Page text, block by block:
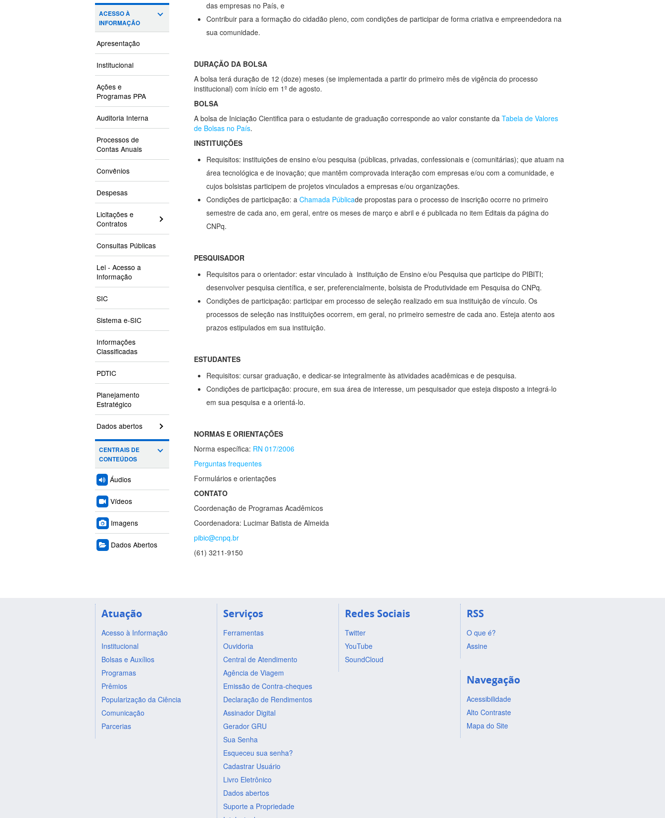
ACESSO À
INFORMAÇÃO
Apresentação
Institucional
Ações e
Programas PPA
Auditoria Interna
Processos de
Contas Anuais
Convênios
Despesas
Licitações e
Contratos
Consultas Públicas
Lei - Acesso a
Informação
SIC
Sistema e-SIC
Informações
Classificadas
PDTIC
Planejamento
Estratégico
Dados abertos
CENTRAIS DE
CONTEÚDOS
Áudios
Vídeos
Imagens
Dados Abertos
das empresas no País, e
Contribuir para a formação do cidadão pleno, com condições de participar de forma criativa e empreendedora na
sua comunidade.
DURAÇÃO DA BOLSA
A bolsa terá duração de 12 (doze) meses (se implementada a partir do primeiro mês de vigência do processo
institucional) com início em 1º de agosto.
BOLSA
A bolsa de Iniciação Cientifica para o estudante de graduação corresponde ao valor constante da Tabela de Valores
de Bolsas no País.
INSTITUIÇÕES
Requisitos: instituições de ensino e/ou pesquisa (públicas, privadas, confessionais e (comunitárias); que atuam na
área tecnológica e de inovação; que mantêm comprovada interação com empresas e/ou com a comunidade, e
cujos bolsistas participem de projetos vinculados a empresas e/ou organizações.
Condições de participação: a Chamada Públicade propostas para o processo de inscrição ocorre no primeiro
semestre de cada ano, em geral, entre os meses de março e abril e é publicada no item Editais da página do
CNPq.
PESQUISADOR
Requisitos para o orientador: estar vinculado à instituição de Ensino e/ou Pesquisa que participe do PIBITI;
desenvolver pesquisa científica, e ser, preferencialmente, bolsista de Produtividade em Pesquisa do CNPq.
Condições de participação: participar em processo de seleção realizado em sua instituição de vínculo. Os
processos de seleção nas instituições ocorrem, em geral, no primeiro semestre de cada ano. Esteja atento aos
prazos estipulados em sua instituição.
ESTUDANTES
Requisitos: cursar graduação, e dedicar-se integralmente às atividades acadêmicas e de pesquisa.
Condições de participação: procure, em sua área de interesse, um pesquisador que esteja disposto a integrá-lo
em sua pesquisa e a orientá-lo.
NORMAS E ORIENTAÇÕES
Norma específica: RN 017/2006
Perguntas frequentes
Formulários e orientações
CONTATO
Coordenação de Programas Acadêmicos
Coordenadora: Lucimar Batista de Almeida
pibic@cnpq.br
(61) 3211-9150
Atuação
Acesso à Informação
Institucional
Bolsas e Auxílios
Programas
Prêmios
Popularização da Ciência
Comunicação
Parcerias
Serviços
Ferramentas
Ouvidoria
Central de Atendimento
Agência de Viagem
Emissão de Contra-cheques
Declaração de Rendimentos
Assinador Digital
Gerador GRU
Sua Senha
Esqueceu sua senha?
Cadastrar Usuário
Livro Eletrônico
Dados abertos
Suporte a Propriedade
Redes Sociais
Twitter
YouTube
SoundCloud
RSS
O que é?
Assine
Navegação
Acessibilidade
Alto Contraste
Mapa do Site